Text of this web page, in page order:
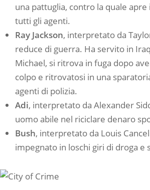
una pattuglia, contro la quale
tutti gli agenti.
Ray Jackson, interpretato da
reduce di guerra. Ha servito in
Michael, si ritrova in fuga dopo
colpo e ritrovatosi in una
agenti di polizia.
Adi, interpretato da Alexander
uomo abile nel riciclare denaro
Bush, interpretato da Louis
impegnato in loschi giri di droga e